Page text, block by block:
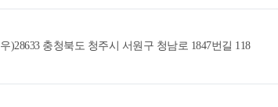
우)28633 충청북도 청주시 서원구 청남로 1847번길 118